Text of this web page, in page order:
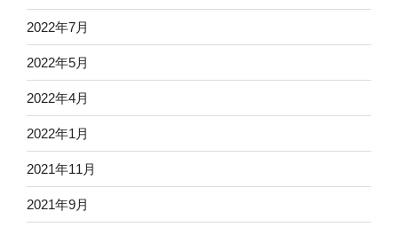
2022年7月
2022年5月
2022年4月
2022年1月
2021年11月
2021年9月